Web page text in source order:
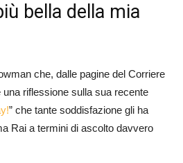
bella della mia
che, dalle pagine del Corriere
riflessione sulla sua recente
” che tante soddisfazione gli ha
Rai a termini di ascolto davvero